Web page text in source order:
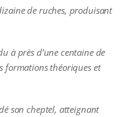
de ruches, produisant
à près d’une centaine de
formations théoriques et
son cheptel, atteignant